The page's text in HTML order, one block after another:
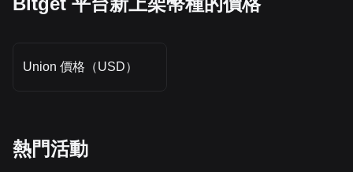
Union 價格（USD）
熱門活動